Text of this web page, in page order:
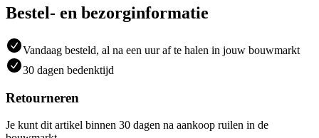
Bestel- en bezorginformatie
Vandaag besteld, al na een uur af te halen in jouw bouwmarkt
30 dagen bedenktijd
Retourneren
Je kunt dit artikel binnen 30 dagen na aankoop ruilen in de